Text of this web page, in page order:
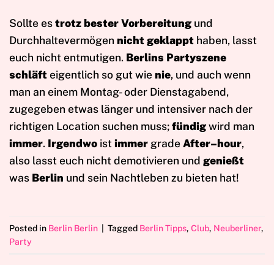
Sollte estrotz bester Vorbereitung und
Durchhaltevermögennicht geklappt haben, lasst
euch nicht entmutigen. Berlins Partyszene
schläfteigentlich so gut wienie, und auch wenn
man an einem Montag- oder Dienstagabend,
zugegeben etwas länger und intensiver nach der
richtigen Location suchen muss;fündigwird man
immer. Irgendwo istimmer gradeAfter–hour,
also lasst euch nicht demotivieren und genießt
was Berlin und sein Nachtleben zu bieten hat!
Posted in Berlin Berlin Tagged Berlin Tipps, Club, Neuberliner,
Party